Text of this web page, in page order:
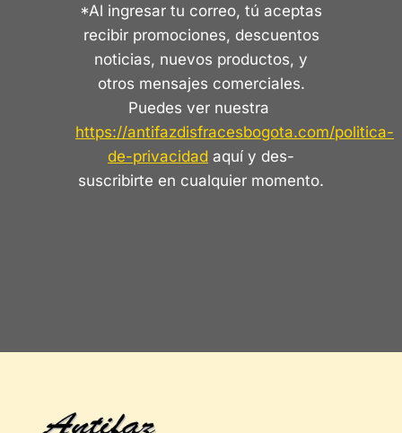
*Al ingresar tu correo, tú aceptas
recibir promociones, descuentos
noticias, nuevos productos, y
otros mensajes comerciales.
Puedes ver nuestra
https://antifazdisfracesbogota.com/politica-
de-privacidad aquí y des-
suscribirte en cualquier momento.